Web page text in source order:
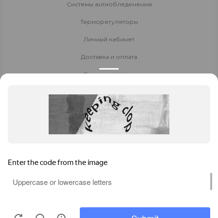
Системы антиобледенения
Терморегуляторы
Личный кабинет
Доставка и оплата
Стать партнёром
Контакты
8 800 700-80-40